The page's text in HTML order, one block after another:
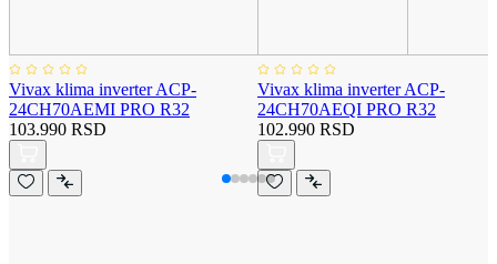
Vivax klima inverter ACP-
24CH70AEMI PRO R32
103.990 RSD
Vivax klima inverter ACP-
24CH70AEQI PRO R32
102.990 RSD